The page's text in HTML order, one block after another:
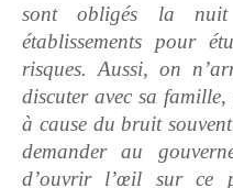
sont obligés la
établissements pour
risques. Aussi, on
discuter avec sa
à cause du bruit
demander au
d’ouvrir l’œil sur ce